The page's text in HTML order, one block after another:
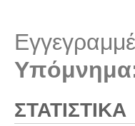
ΣΤΑΤΙΣΤΙΚΆ